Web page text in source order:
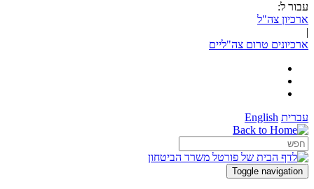
עבור ל:
ארכיון צה"ל
|
ארכיונים טרום צה"ליים
עברית English
Toggle navigation